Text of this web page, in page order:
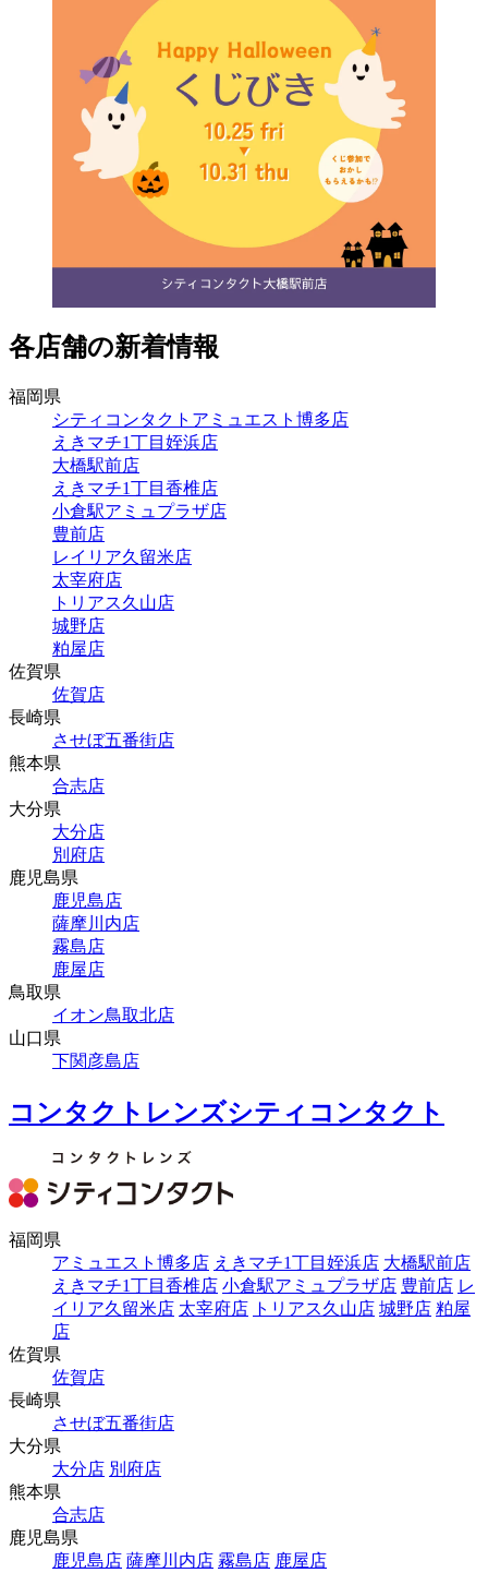
各店舗の新着情報
福岡県
シティコンタクトアミュエスト博多店
えきマチ1丁目姪浜店
大橋駅前店
えきマチ1丁目香椎店
小倉駅アミュプラザ店
豊前店
レイリア久留米店
太宰府店
トリアス久山店
城野店
粕屋店
佐賀県
佐賀店
長崎県
させぼ五番街店
熊本県
合志店
大分県
大分店
別府店
鹿児島県
鹿児島店
薩摩川内店
霧島店
鹿屋店
鳥取県
イオン鳥取北店
山口県
下関彦島店
コンタクトレンズシティコンタクト
福岡県
アミュエスト博多店 えきマチ1丁目姪浜店 大橋駅前店
えきマチ1丁目香椎店 小倉駅アミュプラザ店 豊前店 レ
イリア久留米店 太宰府店 トリアス久山店 城野店 粕屋
店
佐賀県
佐賀店
長崎県
させぼ五番街店
大分県
大分店 別府店
熊本県
合志店
鹿児島県
鹿児島店 薩摩川内店 霧島店 鹿屋店